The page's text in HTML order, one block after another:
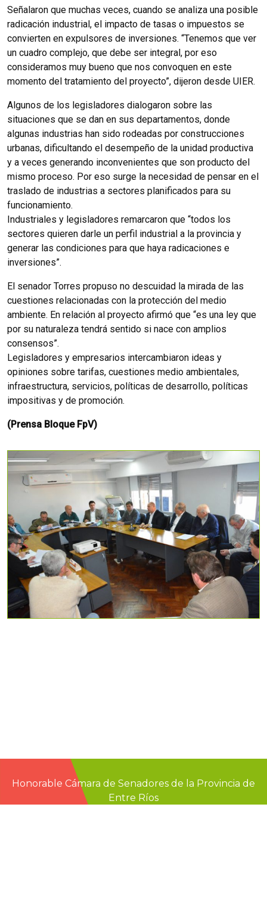
Señalaron que muchas veces, cuando se analiza una posible
radicación industrial, el impacto de tasas o impuestos se
convierten en expulsores de inversiones. “Tenemos que ver
un cuadro complejo, que debe ser integral, por eso
consideramos muy bueno que nos convoquen en este
momento del tratamiento del proyecto”, dijeron desde UIER.
Algunos de los legisladores dialogaron sobre las
situaciones que se dan en sus departamentos, donde
algunas industrias han sido rodeadas por construcciones
urbanas, dificultando el desempeño de la unidad productiva
y a veces generando inconvenientes que son producto del
mismo proceso. Por eso surge la necesidad de pensar en el
traslado de industrias a sectores planificados para su
funcionamiento.
Industriales y legisladores remarcaron que “todos los
sectores quieren darle un perfil industrial a la provincia y
generar las condiciones para que haya radicaciones e
inversiones”.
El senador Torres propuso no descuidad la mirada de las
cuestiones relacionadas con la protección del medio
ambiente. En relación al proyecto afirmó que “es una ley que
por su naturaleza tendrá sentido si nace con amplios
consensos”.
Legisladores y empresarios intercambiaron ideas y
opiniones sobre tarifas, cuestiones medio ambientales,
infraestructura, servicios, políticas de desarrollo, políticas
impositivas y de promoción.
(Prensa Bloque FpV)
Honorable Cámara de Senadores de la Provincia de
Entre Ríos